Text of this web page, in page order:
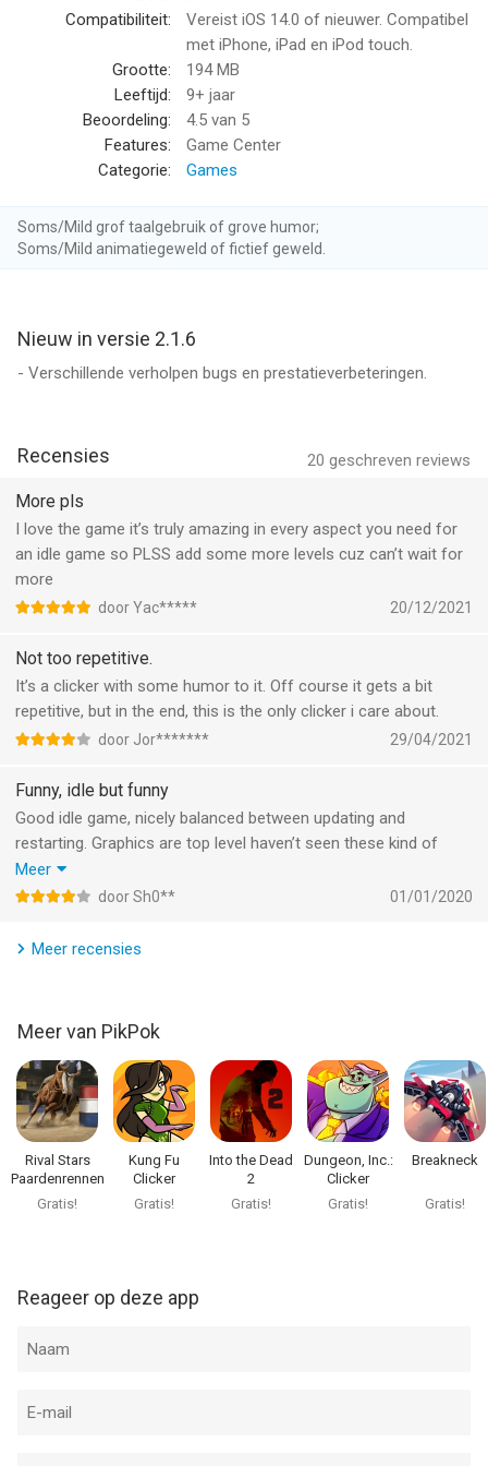
hoe die muteren
• Let op! Binnenkort komen meer locaties, vijanden en
overlevenden beschikbaar!
Doomsday Clicker is gratis om te spelen maar biedt bepaalde
items die je met echt geld kunt kopen.
@pikpokgames en sluit je aan bij het gesprek met
#DoomsdayClicker
Doomsday Clicker van PikPok is een app voor iPhone, iPad en
iPod touch met iOS versie 14.0 of hoger, geschikt bevonden
voor gebruikers met leeftijden vanaf
Aug om 07:11.
Compatibiliteit:
Vereist iOS 14.0 of nieuwer. Compatibel
met iPhone, iPad en iPod touch.
Grootte:
194 MB
Leeftijd:
9+ jaar
Beoordeling:
4.5 van 5
Features:
Game Center
Categorie:
Games
Soms/Mild grof taalgebruik of grove humor;
Soms/Mild animatiegeweld of fictief geweld.
Nieuw in versie 2.1.6
- Verschillende verholpen bugs en prestatieverbeteringen.
20 geschreven reviews
Recensies
More pls
I love the game it’s truly amazing in every aspect you need for
an idle game so PLSS add some more levels cuz can’t wait for
more
door Yac***** 20/12/2021
Not too repetitive.
It’s a clicker with some humor to it. Off course it gets a bit
repetitive, but in the end, this is the only clicker i care about.
door Jor******* 29/04/2021
Funny, idle but funny
Good idle game, nicely balanced between updating and
restarting. Graphics are top level haven’t seen these kind of
details in any other idle clicker game. Doomsday is different
every time ( pushed the button 10 times now). Swimming some
me what the best move would be.
Meer
door Sh0** 01/01/2020
Meer recensies
Meer van PikPok
Rival Stars
Paardenrennen
Gratis!
Kung Fu
Clicker
Gratis!
Into the Dead
2
Gratis!
Dungeon, Inc.:
Clicker
Gratis!
Breakneck
Gratis!
Reageer op deze app